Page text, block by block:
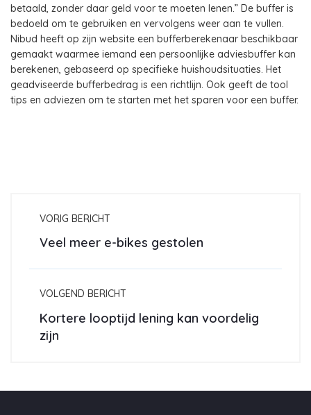
betaald, zonder daar geld voor te moeten lenen.” De buffer is
bedoeld om te gebruiken en vervolgens weer aan te vullen.
Nibud heeft op zijn website een bufferberekenaar beschikbaar
gemaakt waarmee iemand een persoonlijke adviesbuffer kan
berekenen, gebaseerd op specifieke huishoudsituaties. Het
geadviseerde bufferbedrag is een richtlijn. Ook geeft de tool
tips en adviezen om te starten met het sparen voor een buffer.
VORIG BERICHT
Veel meer e-bikes gestolen
VOLGEND BERICHT
Kortere looptijd lening kan voordelig
zijn